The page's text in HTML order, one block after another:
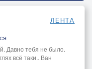
ЛЕНТА
Давно тебя не было.
всё таки.. Ван